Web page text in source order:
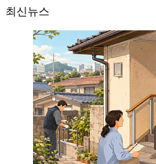
최신뉴스